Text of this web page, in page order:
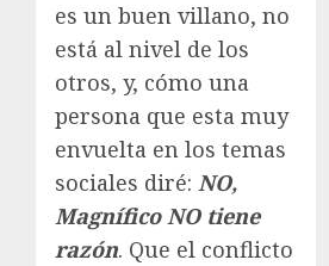
es un buen villano, no
está al nivel de los
otros, y, cómo una
persona que esta muy
envuelta en los temas
sociales diré: NO,
Magnífico NO tiene
razón. Que el conflicto